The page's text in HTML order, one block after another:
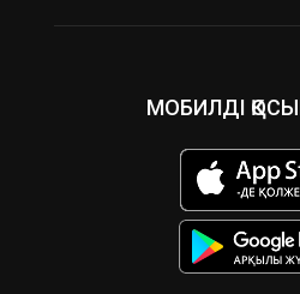
МОБИЛДІ